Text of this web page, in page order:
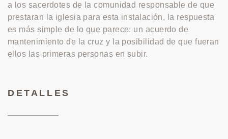
a los sacerdotes de la comunidad responsable de que
prestaran la iglesia para esta instalación, la respuesta
es más simple de lo que parece: un acuerdo de
mantenimiento de la cruz y la posibilidad de que fueran
ellos las primeras personas en subir.
DETALLES